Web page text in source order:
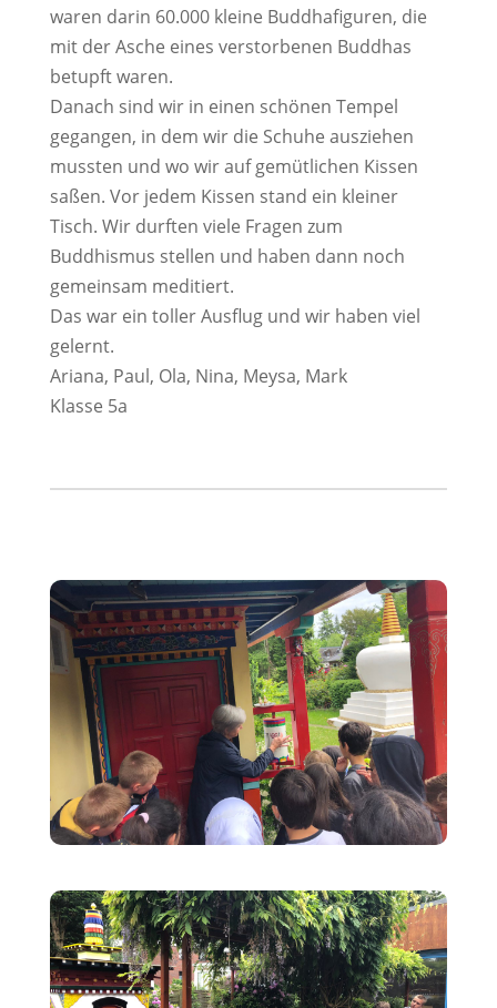
waren darin 60.000 kleine Buddhafiguren, die
mit der Asche eines verstorbenen Buddhas
betupft waren.
Danach sind wir in einen schönen Tempel
gegangen, in dem wir die Schuhe ausziehen
mussten und wo wir auf gemütlichen Kissen
saßen. Vor jedem Kissen stand ein kleiner
Tisch. Wir durften viele Fragen zum
Buddhismus stellen und haben dann noch
gemeinsam meditiert.
Das war ein toller Ausflug und wir haben viel
gelernt.
Ariana, Paul, Ola, Nina, Meysa, Mark
Klasse 5a